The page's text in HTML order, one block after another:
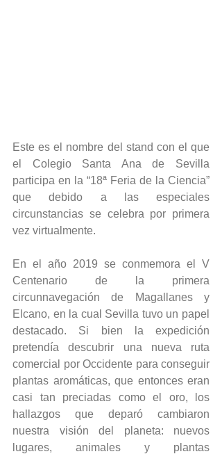
Este es el nombre del stand con el que
el Colegio Santa Ana de Sevilla
participa en la “18ª Feria de la Ciencia”
que debido a las especiales
circunstancias se celebra por primera
vez virtualmente.
En el año 2019 se conmemora el V
Centenario de la primera
circunnavegación de Magallanes y
Elcano, en la cual Sevilla tuvo un papel
destacado. Si bien la expedición
pretendía descubrir una nueva ruta
comercial por Occidente para conseguir
plantas aromáticas, que entonces eran
casi tan preciadas como el oro, los
hallazgos que deparó cambiaron
nuestra visión del planeta: nuevos
lugares, animales y plantas